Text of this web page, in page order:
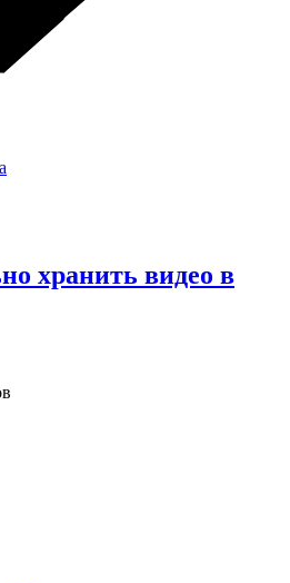
хранить видео в